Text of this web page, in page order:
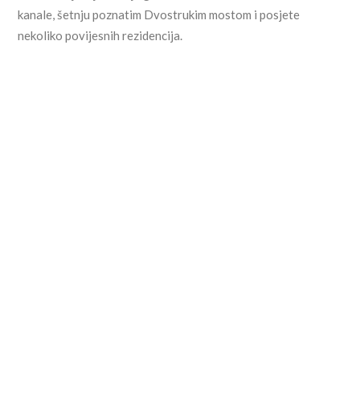
kanale, šetnju poznatim Dvostrukim mostom i posjete
nekoliko povijesnih rezidencija.